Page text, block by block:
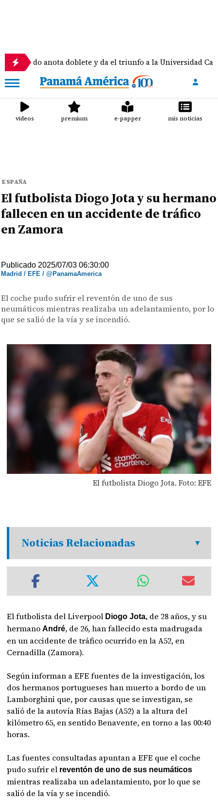
anota doblete y da el triunfo a la Universidad Católica
videos premium e-papper mis noticias
ESPAÑA
El futbolista Diogo Jota y su hermano
fallecen en un accidente de tráfico
en Zamora
Publicado 2025/07/03 06:30:00
Madrid / EFE / @PanamaAmerica
El coche pudo sufrir el reventón de uno de sus
neumáticos mientras realizaba un adelantamiento, por lo
que se salió de la vía y se incendió.
El futbolista Diogo Jota. Foto: EFE
Noticias Relacionadas
El futbolista del Liverpool Diogo Jota, de 28 años, y su
hermanoAndré, de 26, han fallecido esta madrugada
en un accidente de tráfico ocurrido en la A52, en
Cernadilla (Zamora).
Según informan a EFE fuentes de la investigación, los
dos hermanos portugueses han muerto a bordo de un
Lamborghini que, por causas que se investigan, se
salió de la autovía Rías Bajas (A52) a la altura del
kilómetro 65, en sentido Benavente, en torno a las 00:40
horas.
Las fuentes consultadas apuntan a EFE que el coche
pudo sufrir el reventón de uno de sus neumáticos
mientras realizaba un adelantamiento, por lo que se
salió de la vía y se incendió.